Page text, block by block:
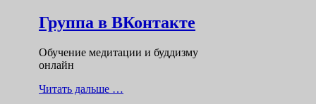
Группа в ВКонтакте
Обучение медитации и буддизму
онлайн
Читать дальше …